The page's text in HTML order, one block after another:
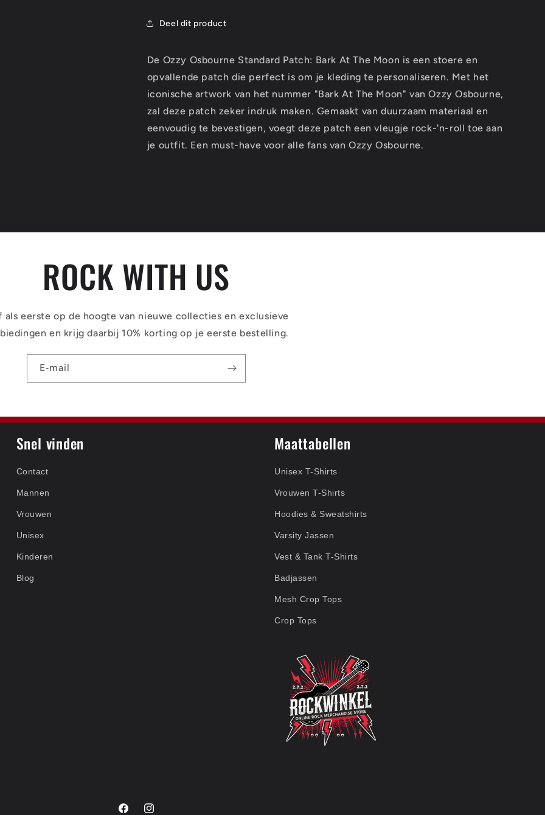
Deel dit product
De Ozzy Osbourne Standard Patch: Bark At The Moon is een stoere en
opvallende patch die perfect is om je kleding te personaliseren. Met het
iconische artwork van het nummer "Bark At The Moon" van Ozzy Osbourne,
zal deze patch zeker indruk maken. Gemaakt van duurzaam materiaal en
eenvoudig te bevestigen, voegt deze patch een vleugje rock-'n-roll toe aan
je outfit. Een must-have voor alle fans van Ozzy Osbourne.
ROCK WITH US
als eerste op de hoogte van nieuwe collecties en exclusieve
en krijg daarbij 10% korting op je eerste bestelling.
E‑mail
Snel vinden
Contact
Mannen
Vrouwen
Unisex
Kinderen
Blog
Maattabellen
Unisex T-Shirts
Vrouwen T-Shirts
Hoodies & Sweatshirts
Varsity Jassen
Vest & Tank T-Shirts
Badjassen
Mesh Crop Tops
Crop Tops